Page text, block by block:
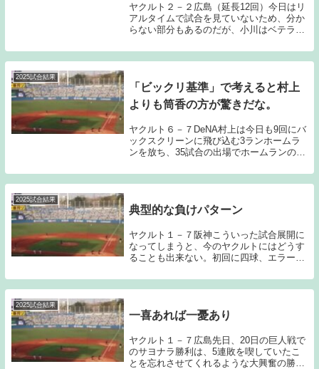
ヤクルト２－２広島（延長12回）今日はリ
アルタイムで試合を見ていないため、分か
らない部分もあるのだが、小川はベテラン
ではないだろうか？7回で96球を投げ、被
安打6与四死球3の1失点という数字が残っ
2025試合結果
「ビックリ基準」で考えると村上
よりも筒香の方が驚きだな。
ヤクルト６－７DeNA村上は今日も9回にバ
ックスクリーンに飛び込む3ランホームラ
ンを放ち、35試合の出場でホームランの数
スであることに違いはない。しかし「ビッ
クリ基準」で考えると私の中では筒香の5
2025試合結果
典型的な負けパターン
ヤクルト１－７阪神こういった試合展開に
なってしまうと、今のヤクルトにはどうす
ることも出来ない。初回に四球、エラーが
された時点でかなり厳しい展開になってし
まった。こうなると相手は積極的に仕掛け
2025試合結果
一喜あれば一憂あり
ヤクルト１－７広島先日、20日の巨人戦で
のサヨナラ勝利は、5連敗を喫していたこ
とを忘れさせてくれるような大興奮の勝利